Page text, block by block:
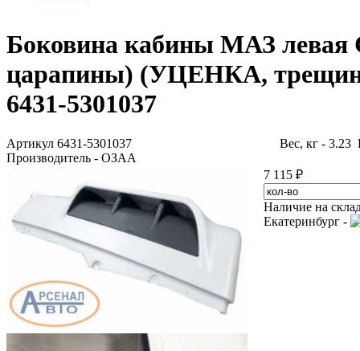
Боковина кабины МАЗ
царапины) (УЦЕНКА,
6431-5301037
Артикул 6431-5301037
Производитель - ОЗАА
Вес, кг - 3.23
7 115 ₽
Наличие на
Екатеринбург -